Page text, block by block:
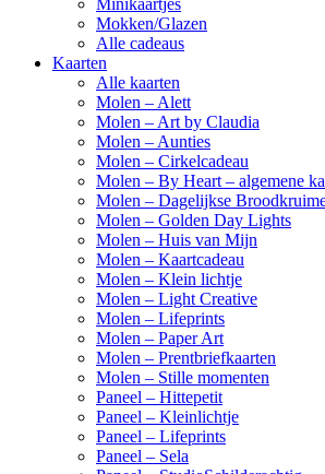
Minikaartjes
Mokken/Glazen
Alle cadeaus
Kaarten
Alle kaarten
Molen – Alett
Molen – Art by Claudia
Molen – Aunties
Molen – Cirkelcadeau
Molen – By Heart – algemene
Molen – Dagelijkse
Molen – Golden Day Lights
Molen – Huis van Mijn
Molen – Kaartcadeau
Molen – Klein lichtje
Molen – Light Creative
Molen – Lifeprints
Molen – Paper Art
Molen – Prentbriefkaarten
Molen – Stille momenten
Paneel – Hittepetit
Paneel – Kleinlichtje
Paneel – Lifeprints
Paneel – Sela